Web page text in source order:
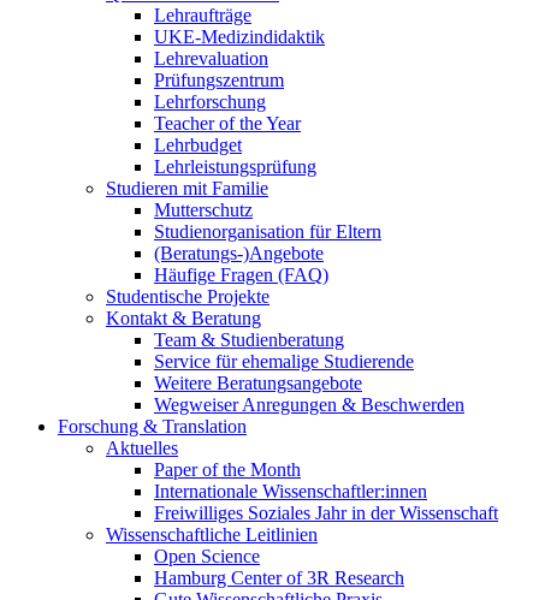
Lehraufträge
UKE-Medizindidaktik
Lehrevaluation
Prüfungszentrum
Lehrforschung
Teacher of the Year
Lehrbudget
Lehrleistungsprüfung
Studieren mit Familie
Mutterschutz
Studienorganisation für Eltern
(Beratungs-)Angebote
Häufige Fragen (FAQ)
Studentische Projekte
Kontakt & Beratung
Team & Studienberatung
Service für ehemalige Studierende
Weitere Beratungsangebote
Wegweiser Anregungen & Beschwerden
Forschung & Translation
Aktuelles
Paper of the Month
Internationale Wissenschaftler:innen
Freiwilliges Soziales Jahr in der Wissenschaft
Wissenschaftliche Leitlinien
Open Science
Hamburg Center of 3R Research